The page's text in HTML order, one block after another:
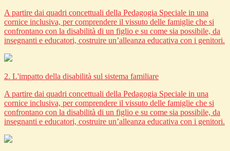
A partire dai quadri concettuali della Pedagogia Speciale in una
cornice inclusiva, per comprendere il vissuto delle famiglie che si
confrontano con la disabilità di un figlio e su come sia possibile, da
insegnanti e educatori, costruire un’alleanza educativa con i genitori.
2. L'impatto della disabilità sul sistema familiare
A partire dai quadri concettuali della Pedagogia Speciale in una
cornice inclusiva, per comprendere il vissuto delle famiglie che si
confrontano con la disabilità di un figlio e su come sia possibile, da
insegnanti e educatori, costruire un’alleanza educativa con i genitori.